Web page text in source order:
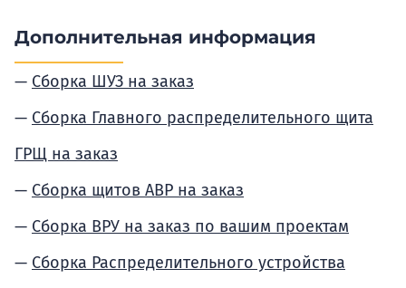
Дополнительная информация
Сборка ШУЗ на заказ
Сборка Главного распределительного щита
ГРЩ на заказ
Сборка щитов АВР на заказ
Сборка ВРУ на заказ по вашим проектам
Сборка Распределительного устройства